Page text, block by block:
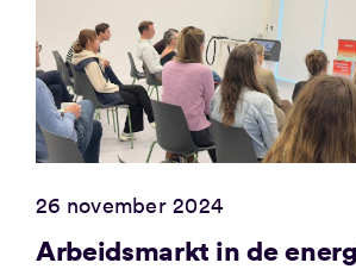
26 november 2024
Arbeidsmarkt in de